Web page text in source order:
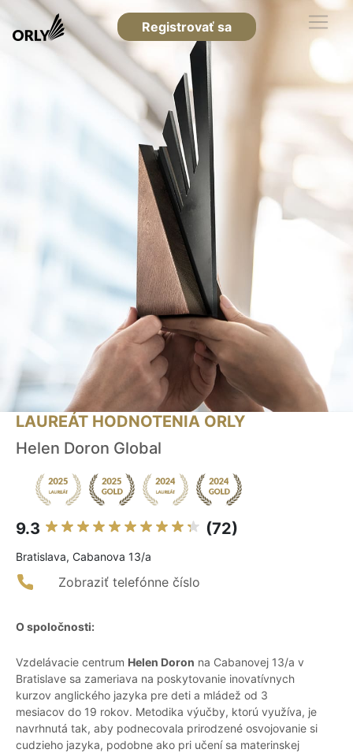
Registrovať sa
LAUREÁT HODNOTENIA ORLY
Helen Doron Global
9.3 (72)
Bratislava, Cabanova 13/a
Zobraziť telefónne číslo
O spoločnosti:
Vzdelávacie centrum Helen Doron na Cabanovej 13/a v
Bratislave sa zameriava na poskytovanie inovatívnych
kurzov anglického jazyka pre deti a mládež od 3
mesiacov do 19 rokov. Metodika výučby, ktorú využíva, je
navrhnutá tak, aby podnecovala prirodzené osvojovanie si
cudzieho jazyka, podobne ako pri učení sa materinskej